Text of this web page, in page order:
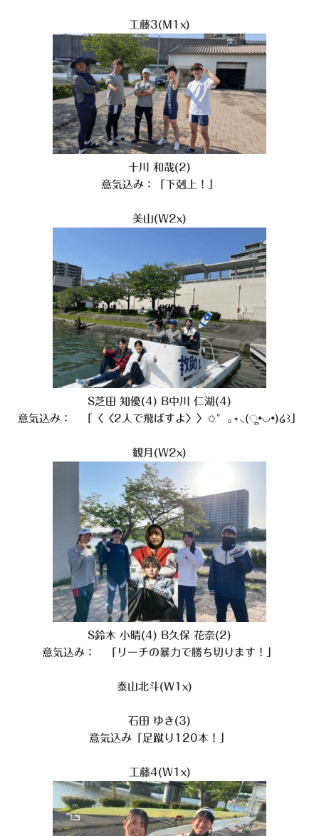
工藤3(M1x)
十川 和哉(2)
意気込み：「下剋上！」
美山(W2x)
S芝田 知優(4) B中川 仁湖(4)
意気込み： 「〈〈2人で飛ばすよ〉〉✩°｡⋆⸜(ू•◡•)໒꒱」
観月(W2x)
S鈴木 小晴(4) B久保 花奈(2)
意気込み： 「リーチの暴力で勝ち切ります！」
泰山北斗(W1x)
石田 ゆき(3)
意気込み「足蹴り120本！」
工藤4(W1x)